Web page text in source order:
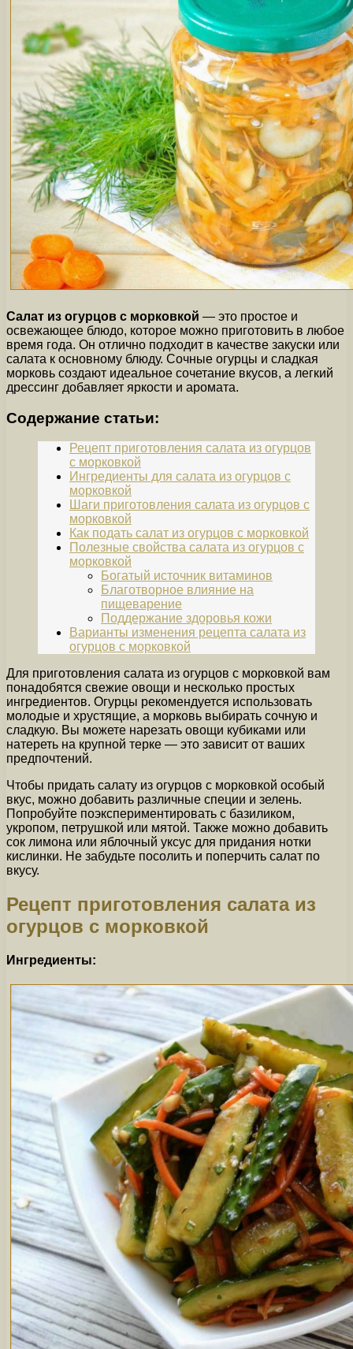
Салат из огурцов с морковкой — это простое и
освежающее блюдо, которое можно приготовить в любое
время года. Он отлично подходит в качестве закуски или
салата к основному блюду. Сочные огурцы и сладкая
морковь создают идеальное сочетание вкусов, а легкий
дрессинг добавляет яркости и аромата.
Содержание статьи:
Рецепт приготовления салата из огурцов
с морковкой
Ингредиенты для салата из огурцов с
морковкой
Шаги приготовления салата из огурцов с
морковкой
Как подать салат из огурцов с морковкой
Полезные свойства салата из огурцов с
морковкой
Богатый источник витаминов
Благотворное влияние на
пищеварение
Поддержание здоровья кожи
Варианты изменения рецепта салата из
огурцов с морковкой
Для приготовления салата из огурцов с морковкой вам
понадобятся свежие овощи и несколько простых
ингредиентов. Огурцы рекомендуется использовать
молодые и хрустящие, а морковь выбирать сочную и
сладкую. Вы можете нарезать овощи кубиками или
натереть на крупной терке — это зависит от ваших
предпочтений.
Чтобы придать салату из огурцов с морковкой особый
вкус, можно добавить различные специи и зелень.
Попробуйте поэкспериментировать с базиликом,
укропом, петрушкой или мятой. Также можно добавить
сок лимона или яблочный уксус для придания нотки
кислинки. Не забудьте посолить и поперчить салат по
вкусу.
Рецепт приготовления салата из
огурцов с морковкой
Ингредиенты: